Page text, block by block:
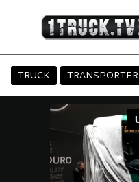
TRUCK TRANSPORTER